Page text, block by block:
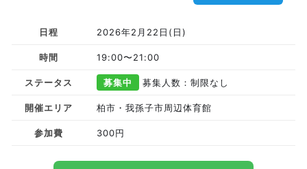
日程 2026年2月22日(日)
時間 19:00〜21:00
ステータス 募集中 募集人数：制限なし
開催エリア 柏市・我孫子市周辺体育館
参加費 300円